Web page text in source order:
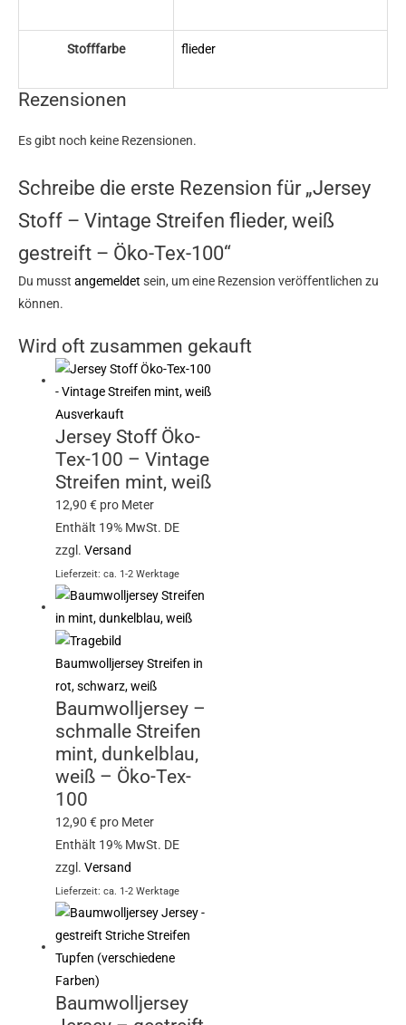
Stofffarbe flieder
Rezensionen
Es gibt noch keine Rezensionen.
Schreibe die erste Rezension für „Jersey
Stoff – Vintage Streifen flieder, weiß
gestreift – Öko-Tex-100“
Du musst angemeldet sein, um eine Rezension veröffentlichen zu
können.
Wird oft zusammen gekauft
Ausverkauft
Jersey Stoff Öko-
Tex-100 – Vintage
Streifen mint, weiß
12,90€ pro Meter
Enthält 19% MwSt. DE
zzgl.Versand
Lieferzeit: ca. 1-2 Werktage
Baumwolljersey –
schmalle Streifen
mint, dunkelblau,
weiß – Öko-Tex-
100
12,90€ pro Meter
Enthält 19% MwSt. DE
zzgl.Versand
Lieferzeit: ca. 1-2 Werktage
Baumwolljersey